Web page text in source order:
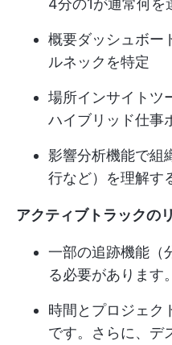
4分の1が通常何を
概要ダッシュボー
ルネックを特定
場所インサイトツ
ハイブリッド仕事
影響分析機能で組
行など）を理解す
アクティブトラックの
一部の追跡機能（
る必要があります。
時間と プロジェク
です。さらに、デ